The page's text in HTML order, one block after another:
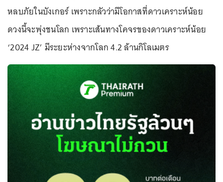
หลบภัยในบังเกอร์ เพราะกลัวว่ามีโอกาสที่ดาวเคราะห์น้อย
ดวงนี้จะพุ่งชนโลก เพราะเส้นทางโคจรของดาวเคราะห์น้อย
‘2024 JZ’ มีระยะห่างจากโลก 4.2 ล้านกิโลเมตร